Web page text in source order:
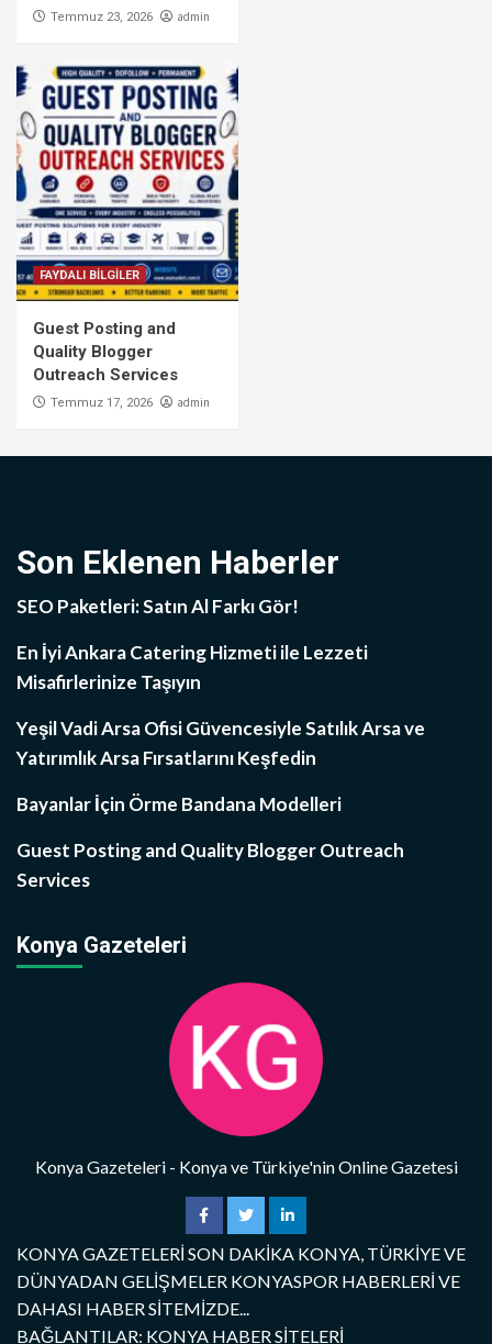
Temmuz 23, 2026 admin
FAYDALI BİLGİLER
Guest Posting and
Quality Blogger
Outreach Services
Temmuz 17, 2026 admin
Son Eklenen Haberler
SEO Paketleri: Satın Al Farkı Gör!
En İyi Ankara Catering Hizmeti ile Lezzeti
Misafirlerinize Taşıyın
Yeşil Vadi Arsa Ofisi Güvencesiyle Satılık Arsa ve
Yatırımlık Arsa Fırsatlarını Keşfedin
Bayanlar İçin Örme Bandana Modelleri
Guest Posting and Quality Blogger Outreach
Services
Konya Gazeteleri
Konya Gazeteleri - Konya ve Türkiye'nin Online Gazetesi
KONYA GAZETELERİ SON DAKİKA KONYA, TÜRKİYE VE
DÜNYADAN GELİŞMELER KONYASPOR HABERLERİ VE
DAHASI HABER SİTEMİZDE...
BAĞLANTILAR: KONYA HABER SİTELERİ